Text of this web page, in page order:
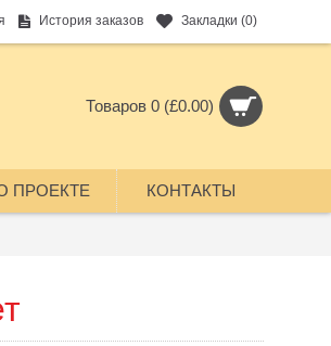
История заказов Закладки (0)
Товаров 0 (£0.00)
ПРОЕКТЕ КОНТАКТЫ